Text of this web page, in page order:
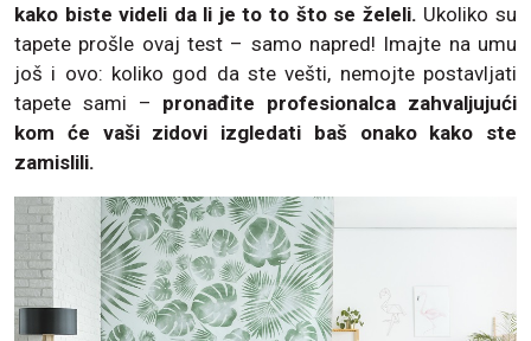
kako biste videli da li je to to što se želeli. Ukoliko su
tapete prošle ovaj test – samo napred! Imajte na umu
još i ovo: koliko god da ste vešti, nemojte postavljati
tapete sami – pronađite profesionalca zahvaljujući
kom će vaši zidovi izgledati baš onako kako ste
zamislili.